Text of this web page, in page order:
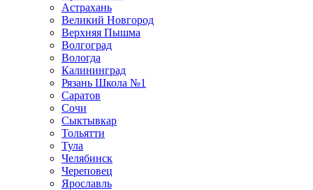
Астрахань
Великий Новгород
Верхняя Пышма
Волгоград
Вологда
Калининград
Рязань Школа №1
Саратов
Сочи
Сыктывкар
Тольятти
Тула
Челябинск
Череповец
Ярославль